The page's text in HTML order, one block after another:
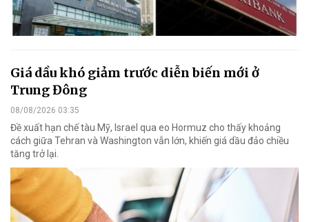
Giá dầu khó giảm trước diễn biến mới ở
Trung Đông
08/08/2026 03:35
Đề xuất hạn chế tàu Mỹ, Israel qua eo Hormuz cho thấy khoảng
cách giữa Tehran và Washington vẫn lớn, khiến giá dầu đảo chiều
tăng trở lại.